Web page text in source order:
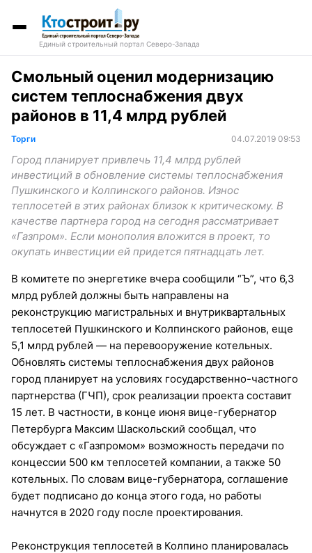
Единый строительный портал Северо-Запада
Смольный оценил модернизацию
систем теплоснабжения двух
районов в 11,4 млрд рублей
Торги 04.07.2019 09:53
Город планирует привлечь 11,4 млрд рублей
инвестиций в обновление системы теплоснабжения
Пушкинского и Колпинского районов. Износ
теплосетей в этих районах близок к критическому. В
качестве партнера город на сегодня рассматривает
«Газпром». Если монополия вложится в проект, то
окупать инвестиции ей придется пятнадцать лет.
В комитете по энергетике вчера сообщили “Ъ”, что 6,3
млрд рублей должны быть направлены на
реконструкцию магистральных и внутриквартальных
теплосетей Пушкинского и Колпинского районов, еще
5,1 млрд рублей — на перевооружение котельных.
Обновлять системы теплоснабжения двух районов
город планирует на условиях государственно-частного
партнерства (ГЧП), срок реализации проекта составит
15 лет. В частности, в конце июня вице-губернатор
Петербурга Максим Шаскольский сообщал, что
обсуждает с «Газпромом» возможность передачи по
концессии 500 км теплосетей компании, а также 50
котельных. По словам вице-губернатора, соглашение
будет подписано до конца этого года, но работы
начнутся в 2020 году после проектирования.
Реконструкция теплосетей в Колпино планировалась